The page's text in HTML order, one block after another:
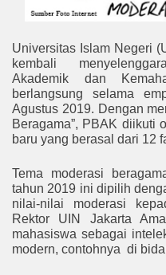
Universitas Islam Negeri
kembali
Akademik dan
berlangsung selama
Agustus 2019. Dengan
Beragama”, PBAK diikuti
baru yang berasal dari 12
Tema moderasi
tahun 2019 ini dipilih
nilai-nilai moderasi
Rektor UIN Jakarta
mahasiswa sebagai
modern, contohnya di